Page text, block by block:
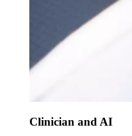
Clinician and AI